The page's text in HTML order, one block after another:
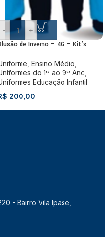
- +
de Inverno – 4G – Kit’s
Ensino Médio
do 1º ao 9º Ano
Educação Infantil
200,00
- Bairro Vila Ipase,